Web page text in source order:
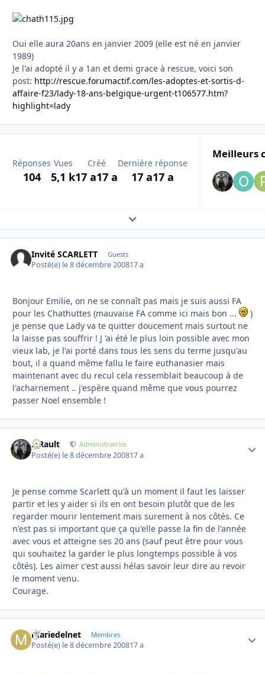
Oui elle aura 20ans en janvier 2009 (elle est né en janvier
1989)
Je l'ai adopté il y a 1an et demi grace à rescue, voici son
post: http://rescue.forumactif.com/les-adoptes-et-sortis-d-
affaire-f23/lady-18-ans-belgique-urgent-t106577.htm?
highlight=lady
Réponses
104
Vues
5,1 k
Créé
17 a17 a
Dernière réponse
17 a17 a
Meilleurs
Expand topic overview
Invité SCARLETT Guests
Posté(e) le 8 décembre 200817 a
Bonjour Emilie, on ne se connaît pas mais je suis aussi FA
pour les Chathuttes (mauvaise FA comme ici mais bon ...
)
je pense que Lady va te quitter doucement mais surtout ne
la laisse pas souffrir ! J 'ai été le plus loin possible avec mon
vieux lab, je l'ai porté dans tous les sens du terme jusqu'au
bout, il a quand même fallu le faire euthanasier mais
maintenant avec du recul cela ressemblait beaucoup à de
l'acharnement .. j'espère quand même que vous pourrez
passer Noel ensemble !
S.Rault Administratrice
Posté(e) le 8 décembre 200817 a
Je pense comme Scarlett qu'à un moment il faut les laisser
partir et les y aider si ils en ont besoin plutôt que de les
regarder mourir lentement mais surement à nos côtés. Ce
n'est pas si important que ça qu'elle passe la fin de l'année
avec vous et atteigne ses 20 ans (sauf peut être pour vous
qui souhaitez la garder le plus longtemps possible à vos
côtés). Les aimer c'est aussi hélas savoir leur dire au revoir
le moment venu.
Courage.
mariedelnet Membres
Posté(e) le 8 décembre 200817 a